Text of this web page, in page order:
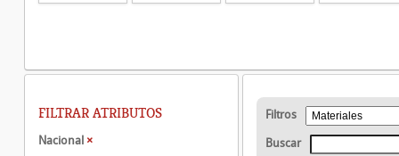
Filtros
Buscar
FILTRAR ATRIBUTOS
Nacional ×